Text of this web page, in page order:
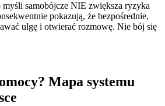
myśli samobójcze NIE zwiększa ryzyka
pokazują, że bezpośrednie,
ulgę i otwierać rozmowę. Nie bój się
Mapa systemu